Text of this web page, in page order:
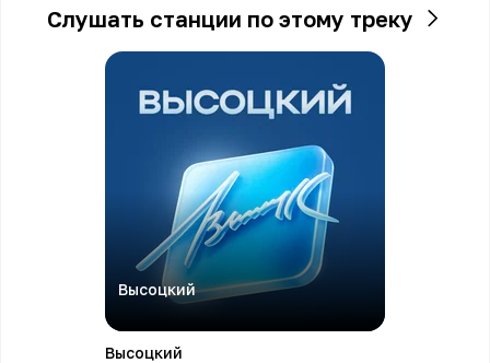
Слушать станции по этому треку
Высоцкий
Высоцкий